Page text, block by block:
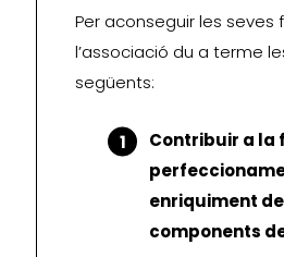
Per aconseguir les seves
l’associació du a terme
següents:
Contribuir a la
enriquiment
components